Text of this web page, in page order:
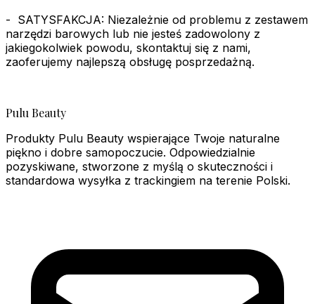
- ️ SATYSFAKCJA: Niezależnie od problemu z zestawem
narzędzi barowych lub nie jesteś zadowolony z
jakiegokolwiek powodu, skontaktuj się z nami,
zaoferujemy najlepszą obsługę posprzedażną.
Pulu Beauty
Produkty Pulu Beauty wspierające Twoje naturalne
piękno i dobre samopoczucie. Odpowiedzialnie
pozyskiwane, stworzone z myślą o skuteczności i
standardowa wysyłka z trackingiem na terenie Polski.